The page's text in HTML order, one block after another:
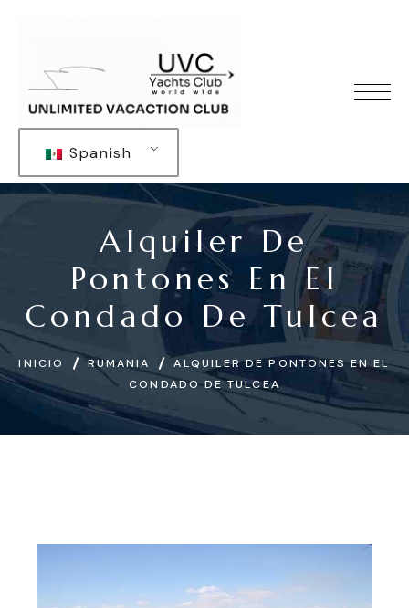
Spanish
Alquiler De
Pontones En El
Condado De Tulcea
INICIO RUMANIA
ALQUILER DE PONTONES EN EL
CONDADO DE TULCEA